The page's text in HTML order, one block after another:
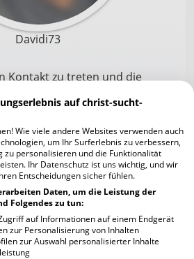
Davidi73
Kontakt zu treten und die
geht schnell und ist
registrieren
bereits einen Account
auf christ-sucht-
Wie viele andere Websites verwenden auch
um Ihr Surferlebnis zu verbessern,
zu personalisieren und die Funktionalität
Ihr Datenschutz ist uns wichtig, und wir
Entscheidungen sicher fühlen.
Daten, um die Leistung der
Folgendes zu tun:
auf Informationen auf einem Endgerät
zur Personalisierung von Inhalten
zur Auswahl personalisierter Inhalte